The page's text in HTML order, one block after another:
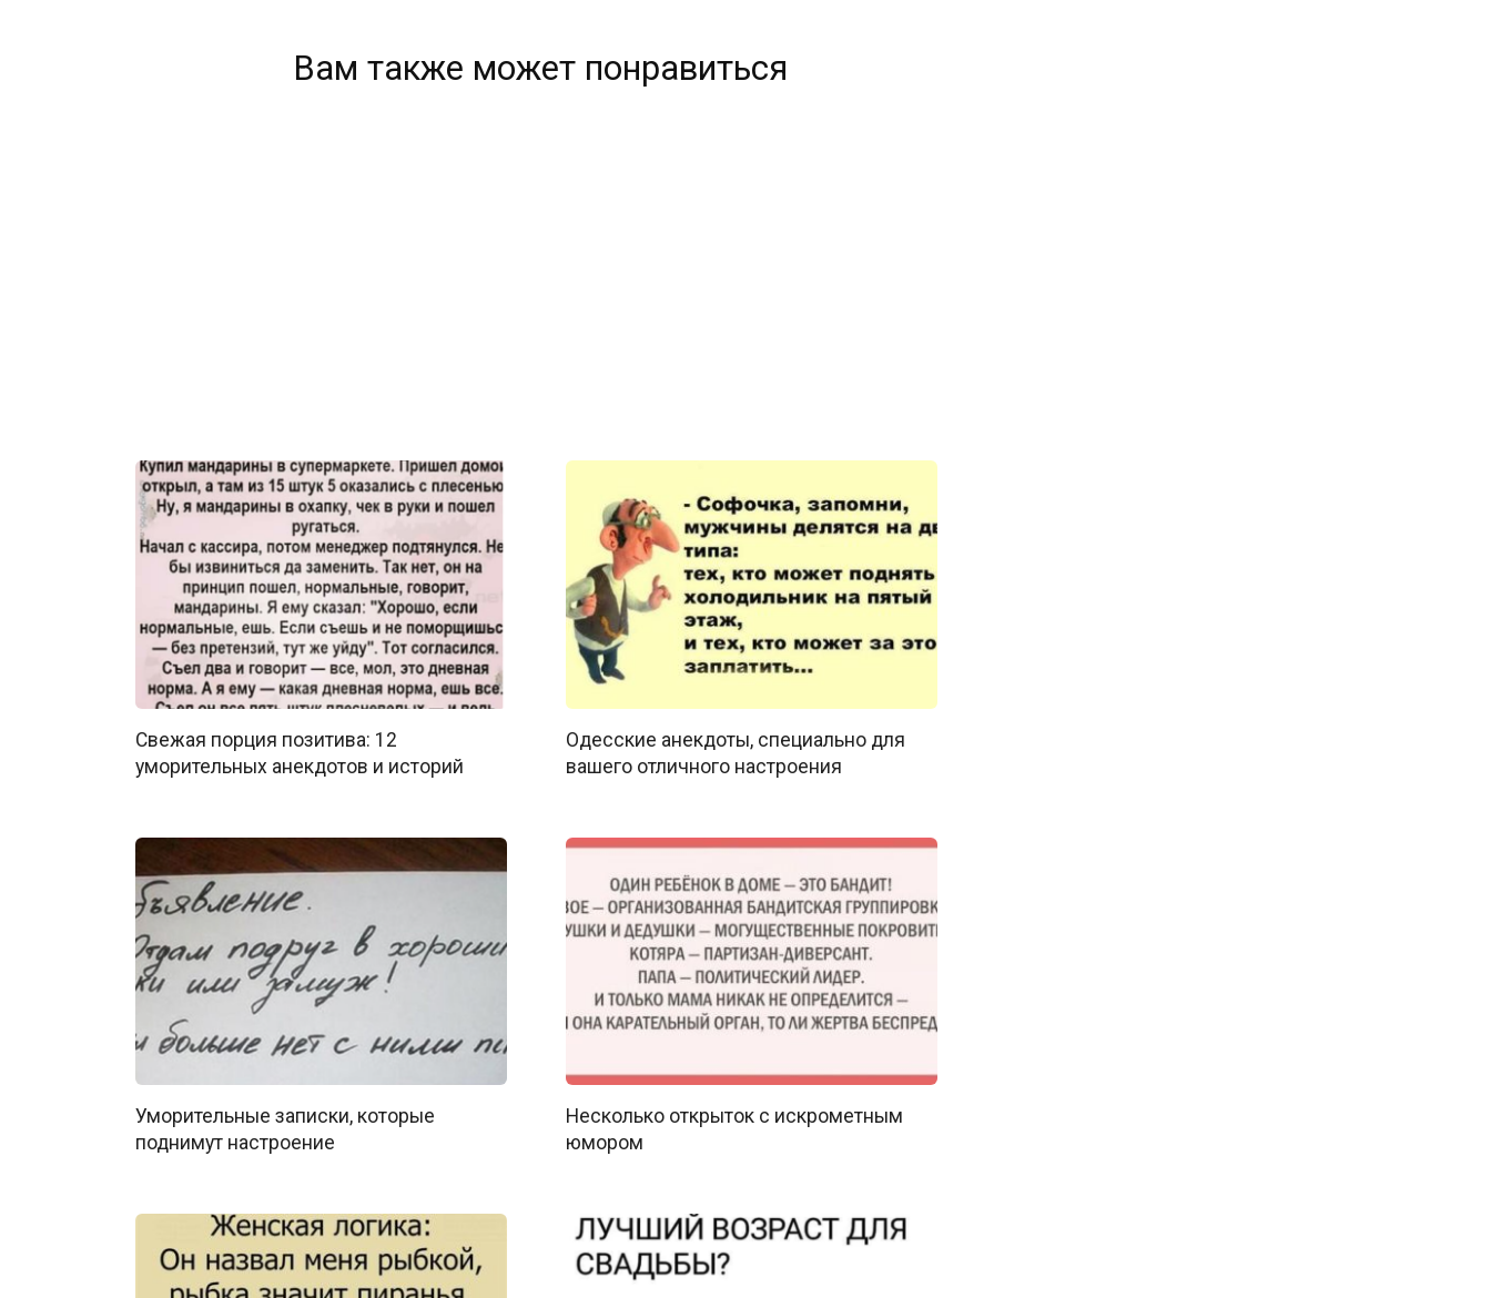
Вам также может понравиться
Свежая порция позитива: 12
уморительных анекдотов и историй
Одесские анекдоты, специально для
вашего отличного настроения
Уморительные записки, которые
поднимут настроение
Несколько открыток с искрометным
юмором